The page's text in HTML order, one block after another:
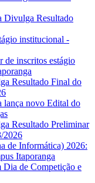
Divulga Resultado
institucional -
de inscritos estágio
Resultado Final do
lança novo Edital do
Resultado Preliminar
2026
de Informática) 2026:
Itaporanga
de Competição e